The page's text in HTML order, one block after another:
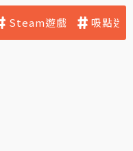
Steam遊戲 吸點迷